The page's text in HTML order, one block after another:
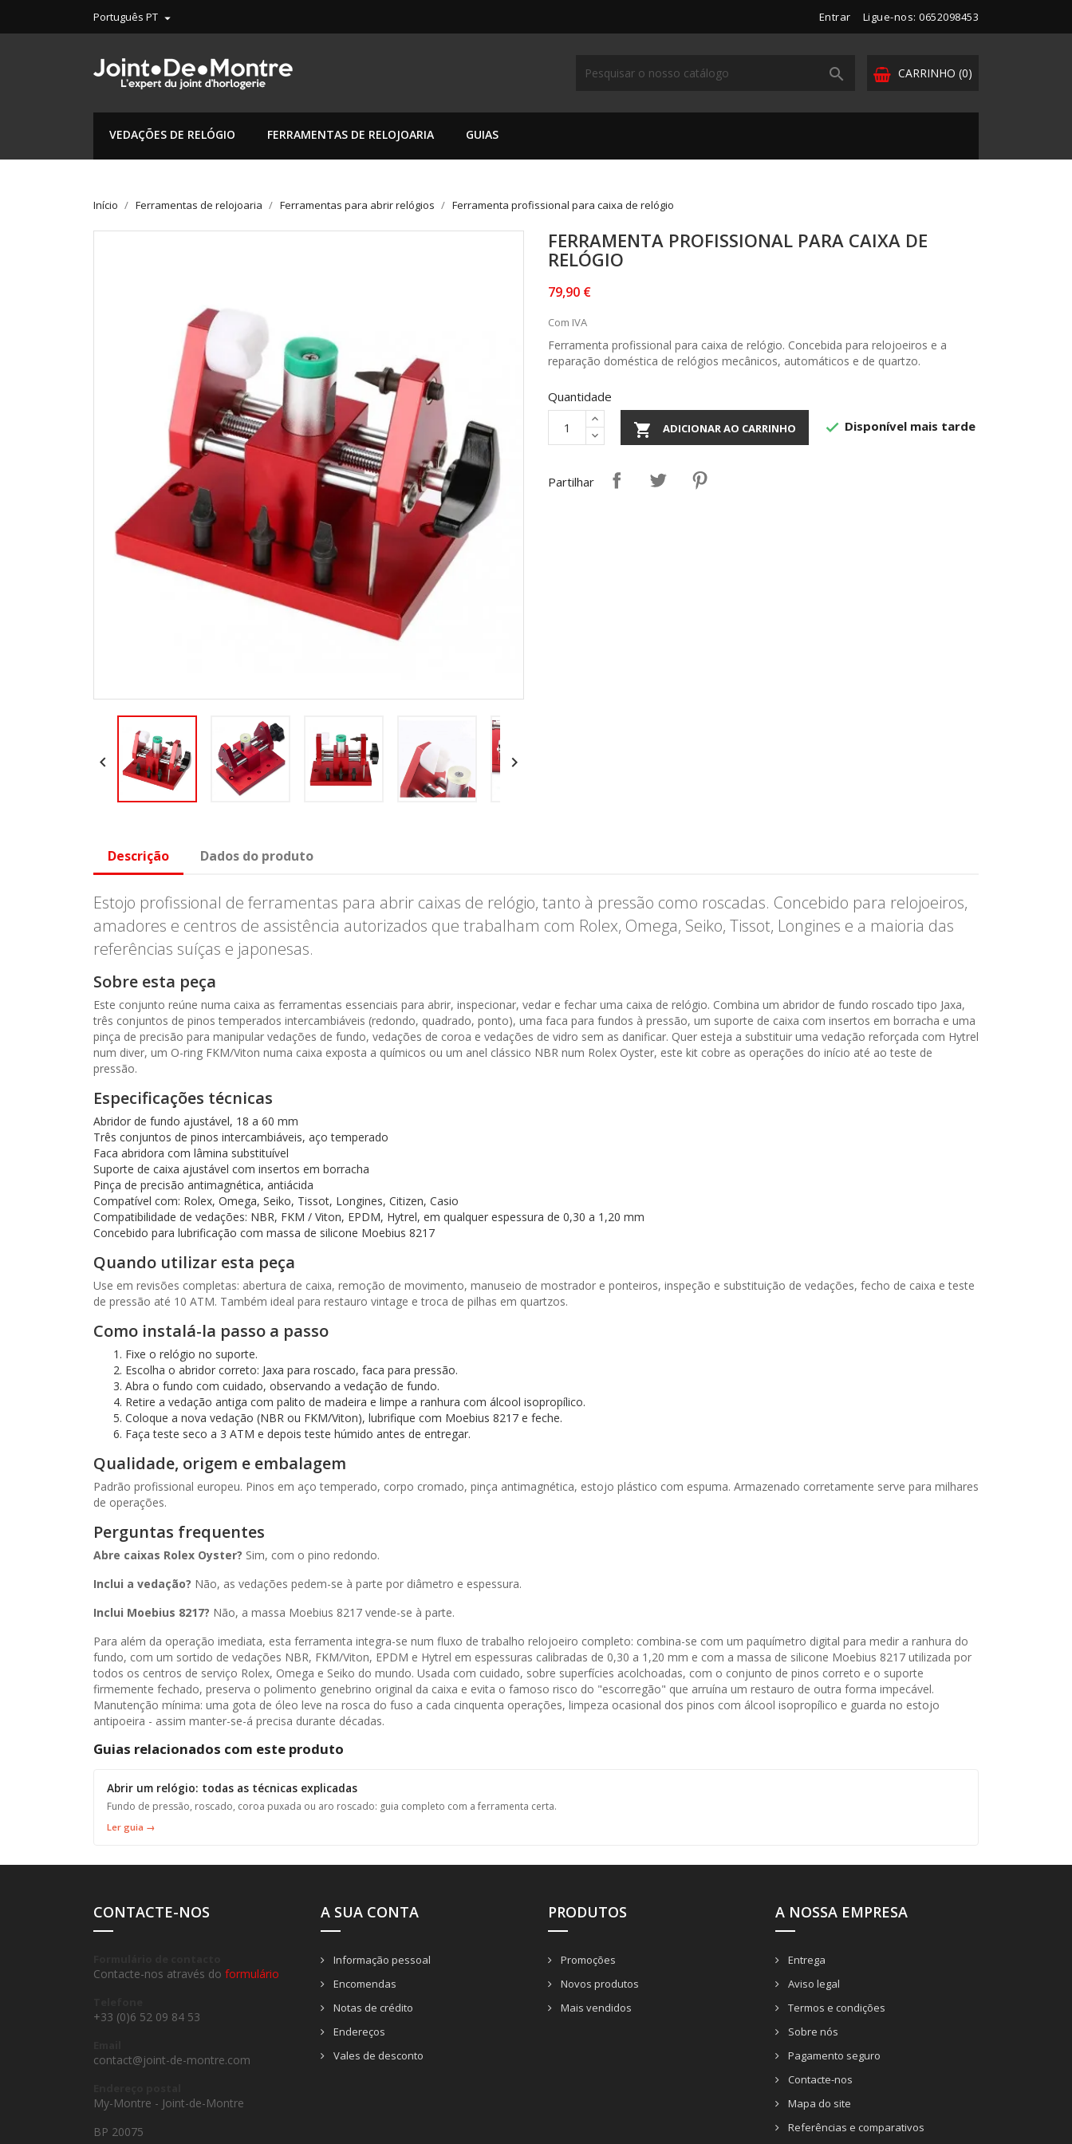
Português PT  Entrar Ligue-nos: 0652098453
CARRINHO (0)

VEDAÇÕES DE RELÓGIO FERRAMENTAS DE RELOJOARIA GUIAS
Início Ferramentas de relojoaria Ferramentas para abrir relógios Ferramenta profissional para caixa de relógio
 
FERRAMENTA PROFISSIONAL PARA CAIXA DE
RELÓGIO
79,90 €
Com IVA
Ferramenta profissional para caixa de relógio. Concebida para relojoeiros e a
reparação doméstica de relógios mecânicos, automáticos e de quartzo.
Quantidade
 ADICIONAR AO CARRINHO  Disponível mais tarde
Partilhar
Descrição Dados do produto
Estojo profissional de ferramentas para abrir caixas de relógio, tanto à pressão como roscadas. Concebido para relojoeiros,
amadores e centros de assistência autorizados que trabalham com Rolex, Omega, Seiko, Tissot, Longines e a maioria das
referências suíças e japonesas.
Sobre esta peça
Este conjunto reúne numa caixa as ferramentas essenciais para abrir, inspecionar, vedar e fechar uma caixa de relógio. Combina um abridor de fundo roscado tipo Jaxa,
três conjuntos de pinos temperados intercambiáveis (redondo, quadrado, ponto), uma faca para fundos à pressão, um suporte de caixa com insertos em borracha e uma
pinça de precisão para manipular vedações de fundo, vedações de coroa e vedações de vidro sem as danificar. Quer esteja a substituir uma vedação reforçada com Hytrel
num diver, um O-ring FKM/Viton numa caixa exposta a químicos ou um anel clássico NBR num Rolex Oyster, este kit cobre as operações do início até ao teste de
pressão.
Especificações técnicas
Abridor de fundo ajustável, 18 a 60 mm
Três conjuntos de pinos intercambiáveis, aço temperado
Faca abridora com lâmina substituível
Suporte de caixa ajustável com insertos em borracha
Pinça de precisão antimagnética, antiácida
Compatível com: Rolex, Omega, Seiko, Tissot, Longines, Citizen, Casio
Compatibilidade de vedações: NBR, FKM / Viton, EPDM, Hytrel, em qualquer espessura de 0,30 a 1,20 mm
Concebido para lubrificação com massa de silicone Moebius 8217
Quando utilizar esta peça
Use em revisões completas: abertura de caixa, remoção de movimento, manuseio de mostrador e ponteiros, inspeção e substituição de vedações, fecho de caixa e teste
de pressão até 10 ATM. Também ideal para restauro vintage e troca de pilhas em quartzos.
Como instalá-la passo a passo
Fixe o relógio no suporte.
Escolha o abridor correto: Jaxa para roscado, faca para pressão.
Abra o fundo com cuidado, observando a vedação de fundo.
Retire a vedação antiga com palito de madeira e limpe a ranhura com álcool isopropílico.
Coloque a nova vedação (NBR ou FKM/Viton), lubrifique com Moebius 8217 e feche.
Faça teste seco a 3 ATM e depois teste húmido antes de entregar.
Qualidade, origem e embalagem
Padrão profissional europeu. Pinos em aço temperado, corpo cromado, pinça antimagnética, estojo plástico com espuma. Armazenado corretamente serve para milhares
de operações.
Perguntas frequentes
Abre caixas Rolex Oyster? Sim, com o pino redondo.
Inclui a vedação? Não, as vedações pedem-se à parte por diâmetro e espessura.
Inclui Moebius 8217? Não, a massa Moebius 8217 vende-se à parte.
Para além da operação imediata, esta ferramenta integra-se num fluxo de trabalho relojoeiro completo: combina-se com um paquímetro digital para medir a ranhura do
fundo, com um sortido de vedações NBR, FKM/Viton, EPDM e Hytrel em espessuras calibradas de 0,30 a 1,20 mm e com a massa de silicone Moebius 8217 utilizada por
todos os centros de serviço Rolex, Omega e Seiko do mundo. Usada com cuidado, sobre superfícies acolchoadas, com o conjunto de pinos correto e o suporte
firmemente fechado, preserva o polimento genebrino original da caixa e evita o famoso risco do "escorregão" que arruína um restauro de outra forma impecável.
Manutenção mínima: uma gota de óleo leve na rosca do fuso a cada cinquenta operações, limpeza ocasional dos pinos com álcool isopropílico e guarda no estojo
antipoeira - assim manter-se-á precisa durante décadas.
Guias relacionados com este produto
Abrir um relógio: todas as técnicas explicadas
Fundo de pressão, roscado, coroa puxada ou aro roscado: guia completo com a ferramenta certa.
Ler guia →
CONTACTE-NOS
Contacte-nos através do formulário
+33 (0)6 52 09 84 53
contact@joint-de-montre.com
My-Montre - Joint-de-Montre
BP 20075
A SUA CONTA
Informação pessoal
Encomendas
Notas de crédito
Endereços
Vales de desconto
PRODUTOS
Promoções
Novos produtos
Mais vendidos
A NOSSA EMPRESA
Entrega
Aviso legal
Termos e condições
Sobre nós
Pagamento seguro
Contacte-nos
Mapa do site
Referências e comparativos